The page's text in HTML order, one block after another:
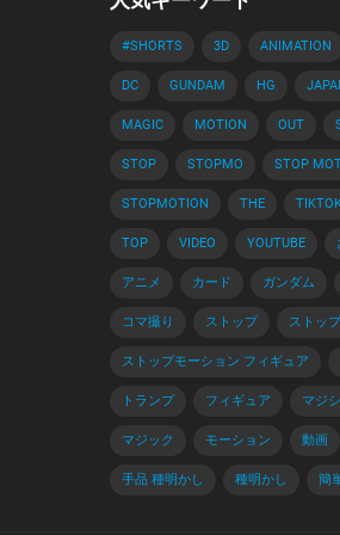
#SHORTS 3D ANIMATION
DC GUNDAM HG
MAGIC MOTION OUT
STOP STOPMO STOP
STOPMOTION THE
TOP VIDEO YOUTUBE
アニメ カード ガンダム
コマ撮り ストップ ストッ
ストップモーション フィギュア
トランプ フィギュア マジ
マジック モーション 動画
手品 種明かし 種明かし 簡